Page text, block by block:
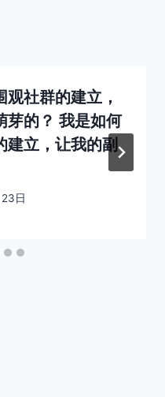
社群的建立，
芽的？ 我是如何
建立，让我的副
日